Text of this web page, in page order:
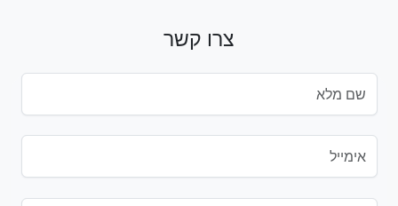
צרו קשר